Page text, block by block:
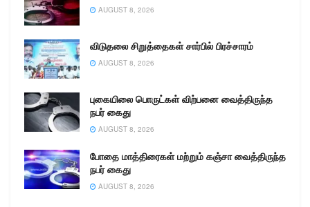
AUGUST 8, 2026
விடுதலை சிறுத்தைகள் சார்பில் பிரச்சாரம்
AUGUST 8, 2026
புகையிலை பொருட்கள் விற்பனை வைத்திருந்த
நபர் கைது
AUGUST 8, 2026
போதை மாத்திரைகள் மற்றும் கஞ்சா வைத்திருந்த
நபர் கைது
AUGUST 8, 2026